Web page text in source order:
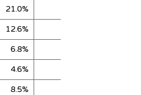
21.0%
12.6%
6.8%
4.6%
8.5%